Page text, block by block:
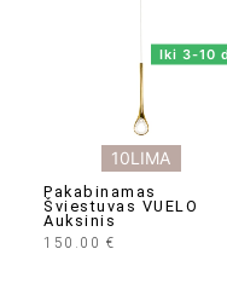
10LIMA
Iki 3-10
Pakabinamas
Šviestuvas VUELO
Auksinis
150.00 €